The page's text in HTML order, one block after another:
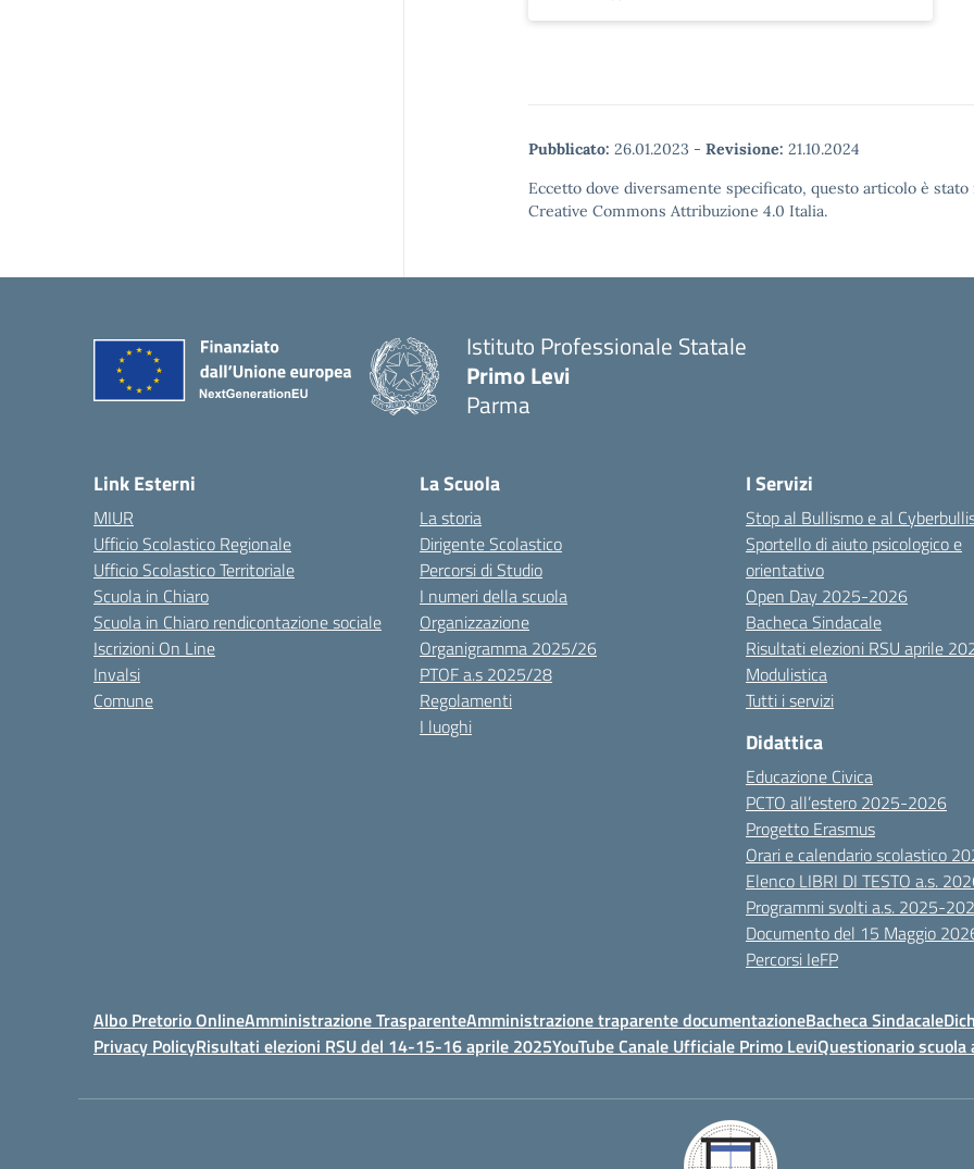
Pubblicato: 26.01.2023 - Revisione: 21.10.2024
Eccetto dove diversamente specificato, questo articolo è
Creative Commons Attribuzione 4.0 Italia.
Istituto Professionale Statale
Primo Levi
Parma
Link Esterni
MIUR
Ufficio Scolastico Regionale
Ufficio Scolastico Territoriale
Scuola in Chiaro
Scuola in Chiaro rendicontazione sociale
Iscrizioni On Line
Invalsi
Comune
La Scuola
La storia
Dirigente Scolastico
Percorsi di Studio
I numeri della scuola
Organizzazione
Organigramma 2025/26
PTOF a.s 2025/28
Regolamenti
I luoghi
I Servizi
Stop al Bullismo e al
Sportello di aiuto psicologico e
orientativo
Open Day 2025-2026
Bacheca Sindacale
Risultati elezioni RSU aprile
Modulistica
Tutti i servizi
Didattica
Educazione Civica
PCTO all’estero 2025-2026
Progetto Erasmus
Orari e calendario scolastico
Elenco LIBRI DI TESTO a.s.
Programmi svolti a.s. 2025-
Documento del 15 Maggio
Percorsi IeFP
Albo Pretorio OnlineAmministrazione TrasparenteAmministrazione traparente documentazioneBacheca Sindacale
Privacy PolicyRisultati elezioni RSU del 14-15-16 aprile 2025YouTube Canale Ufficiale Primo LeviQuestionario scuola